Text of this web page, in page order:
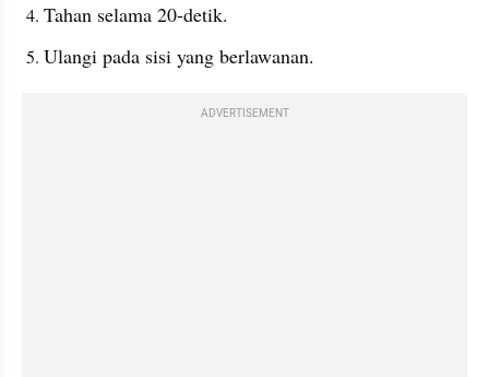
Tahan selama 20-detik.
Ulangi pada sisi yang berlawanan.
ADVERTISEMENT